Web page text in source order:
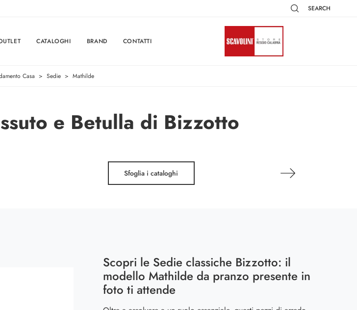
SEARCH
CATALOGHI BRAND CONTATTI
Casa > Sedie > Mathilde
e Betulla di Bizzotto
Sfoglia i cataloghi
Scopri le Sedie classiche Bizzotto: il
modello Mathilde da pranzo presente in
foto ti attende